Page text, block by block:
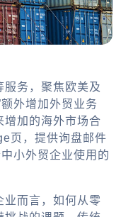
务，聚焦欧美及
外增加外贸业务
增加的海外市场合
页，提供询盘邮件
小外贸企业使用的
业而言，如何从零